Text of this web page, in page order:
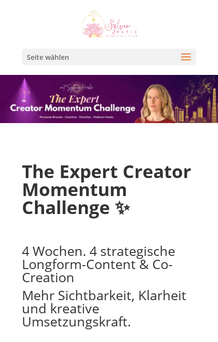
Seite wählen
The Expert Creator
Momentum
Challenge ✨
4 Wochen. 4 strategische
Longform-Content & Co-
Creation
Mehr Sichtbarkeit, Klarheit
und kreative
Umsetzungskraft.